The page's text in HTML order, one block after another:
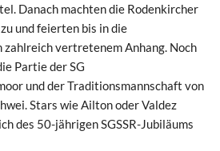
Danach machten die Rodenkircher
und feierten bis in die
vertretenem Anhang. Noch
Partie der SG
und der Traditionsmannschaft von
Stars wie Ailton oder Valdez
des 50-jährigen SGSSR-Jubiläums